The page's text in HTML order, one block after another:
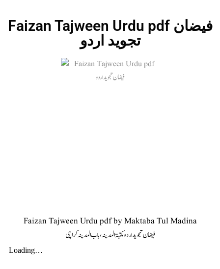
Faizan Tajween Urdu pdf فیضان
تجوید اردو
Faizan Tajween Urdu pdf by Maktaba Tul Madina
فیضان تجوید اردو مکتبۃ المدینہ، باب المدینہ کراچی